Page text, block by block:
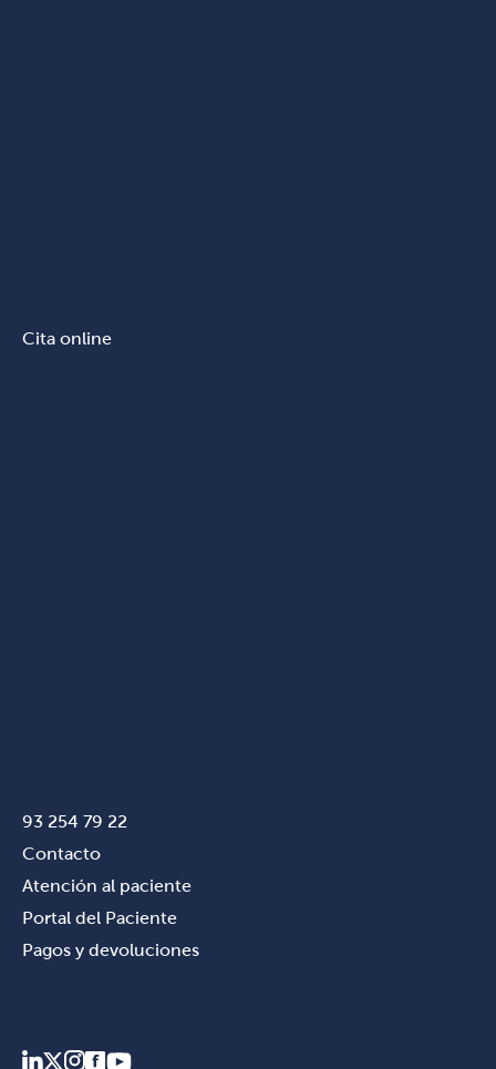
Cita online
93 254 79 22
Contacto
Atención al paciente
Portal del Paciente
Pagos y devoluciones